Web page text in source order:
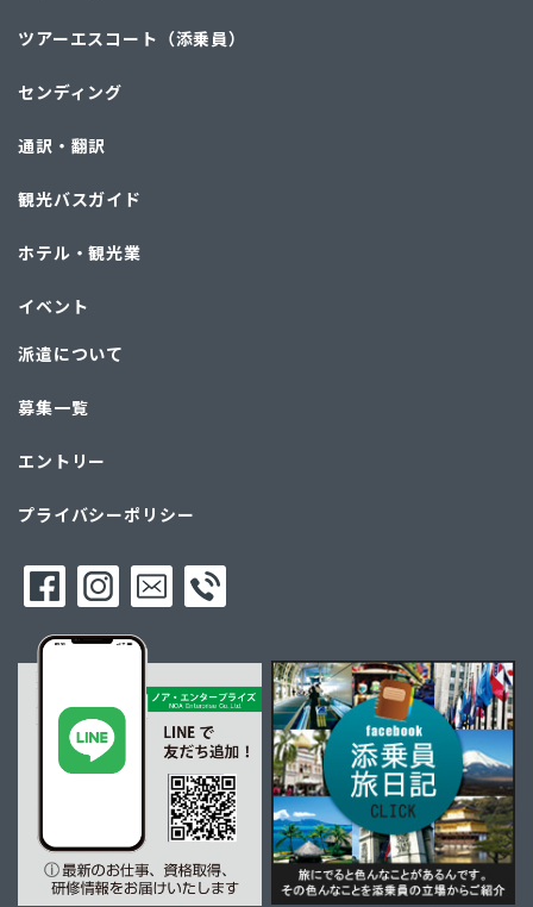
ツアーエスコート（添乗員）
センディング
通訳・翻訳
観光バスガイド
ホテル・観光業
イベント
派遣について
募集一覧
エントリー
プライバシーポリシー